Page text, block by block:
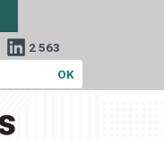
2 563